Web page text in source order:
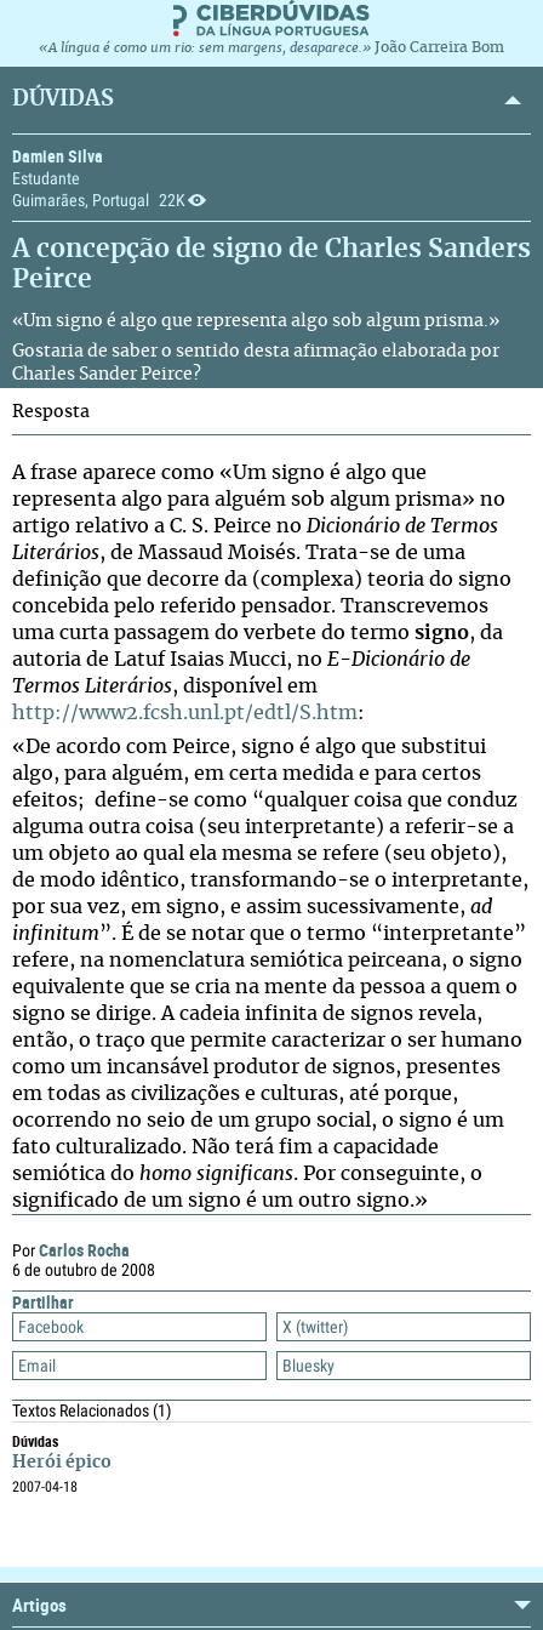
«A língua é como um rio: sem margens, desaparece.» João Carreira Bom
DÚVIDAS
Damien Silva
Estudante
Guimarães, Portugal 22K
A concepção de signo de Charles Sanders
Peirce
«Um signo é algo que representa algo sob algum prisma.»
Gostaria de saber o sentido desta afirmação elaborada por
Charles Sander Peirce?
PorCarlos Rocha
6 de outubro de 2008
Partilhar
Facebook
X (twitter)
Email
Bluesky
Textos Relacionados(1)
Dúvidas
Herói épico
2007-04-18
Resposta
A frase aparece como «Um signo é algo que
representa algo para alguém sob algum prisma» no
artigo relativo a C. S. Peirce no Dicionário de Termos
Literários, de Massaud Moisés. Trata-se de uma
definição que decorre da (complexa) teoria do signo
concebida pelo referido pensador. Transcrevemos
uma curta passagem do verbete do termo signo, da
autoria de Latuf Isaias Mucci, no E-Dicionário de
Termos Literários, disponível em
http://www2.fcsh.unl.pt/edtl/S.htm:
«De acordo com Peirce, signo é algo que substitui
algo, para alguém, em certa medida e para certos
efeitos; define-se como “qualquer coisa que conduz
alguma outra coisa (seu interpretante) a referir-se a
um objeto ao qual ela mesma se refere (seu objeto),
de modo idêntico, transformando-se o interpretante,
por sua vez, em signo, e assim sucessivamente, ad
infinitum”. É de se notar que o termo “interpretante”
refere, na nomenclatura semiótica peirceana, o signo
equivalente que se cria na mente da pessoa a quem o
signo se dirige. A cadeia infinita de signos revela,
então, o traço que permite caracterizar o ser humano
como um incansável produtor de signos, presentes
em todas as civilizações e culturas, até porque,
ocorrendo no seio de um grupo social, o signo é um
fato culturalizado. Não terá fim a capacidade
semiótica do homo significans. Por conseguinte, o
significado de um signo é um outro signo.»
Artigos